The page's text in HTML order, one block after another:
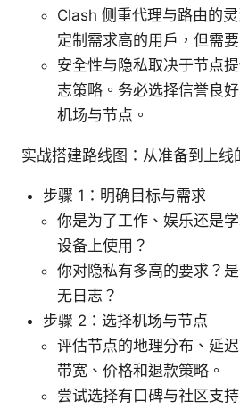
Clash 侧重代理与路由的
定制需求高的用户，但需
安全性与隐私取决于节点
志策略。务必选择信誉良
机场与节点。
实战搭建路线图：从准备到上线
步骤 1：明确目标与需求
你是为了工作、娱乐还是
设备上使用？
你对隐私有多高的要求？
无日志？
步骤 2：选择机场与节点
评估节点的地理分布、延
带宽、价格和退款策略。
尝试选择有口碑与社区支